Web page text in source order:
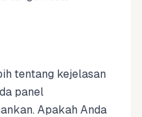
tentang kejelasan
panel
Apakah Anda